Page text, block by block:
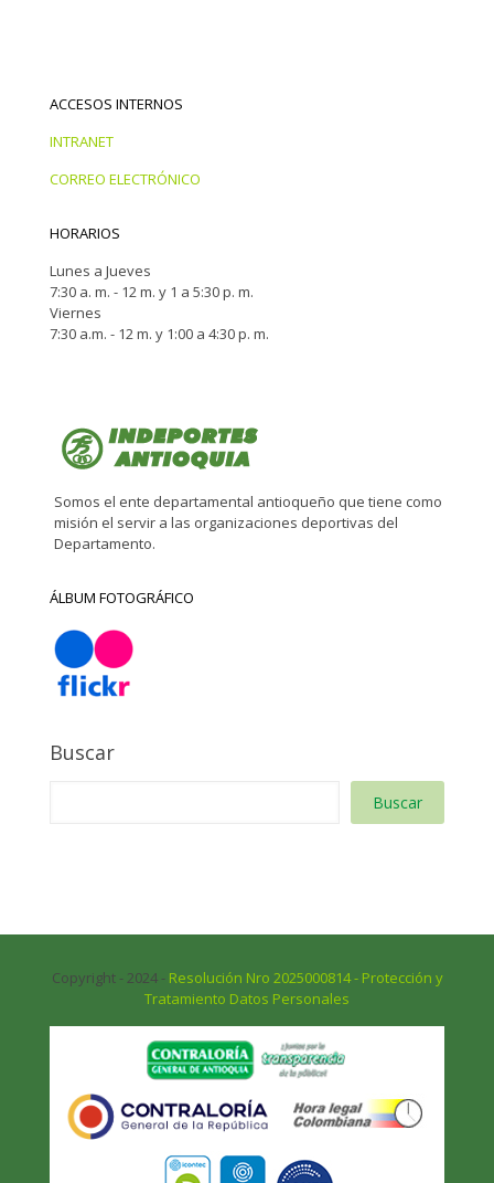
ACCESOS INTERNOS
INTRANET
CORREO ELECTRÓNICO
HORARIOS
Lunes a Jueves
7:30 a. m. - 12 m. y 1 a 5:30 p. m.
Viernes
7:30 a.m. - 12 m. y 1:00 a 4:30 p. m.
Somos el ente departamental antioqueño que tiene como
misión el servir a las organizaciones deportivas del
Departamento.
ÁLBUM FOTOGRÁFICO
Buscar
Buscar
Copyright - 2024 - Resolución Nro 2025000814 - Protección y
Tratamiento Datos Personales